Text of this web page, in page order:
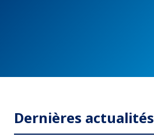
Dernières actualités